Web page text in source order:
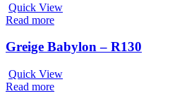
Quick View
Read more
Greige Babylon – R130
Quick View
Read more